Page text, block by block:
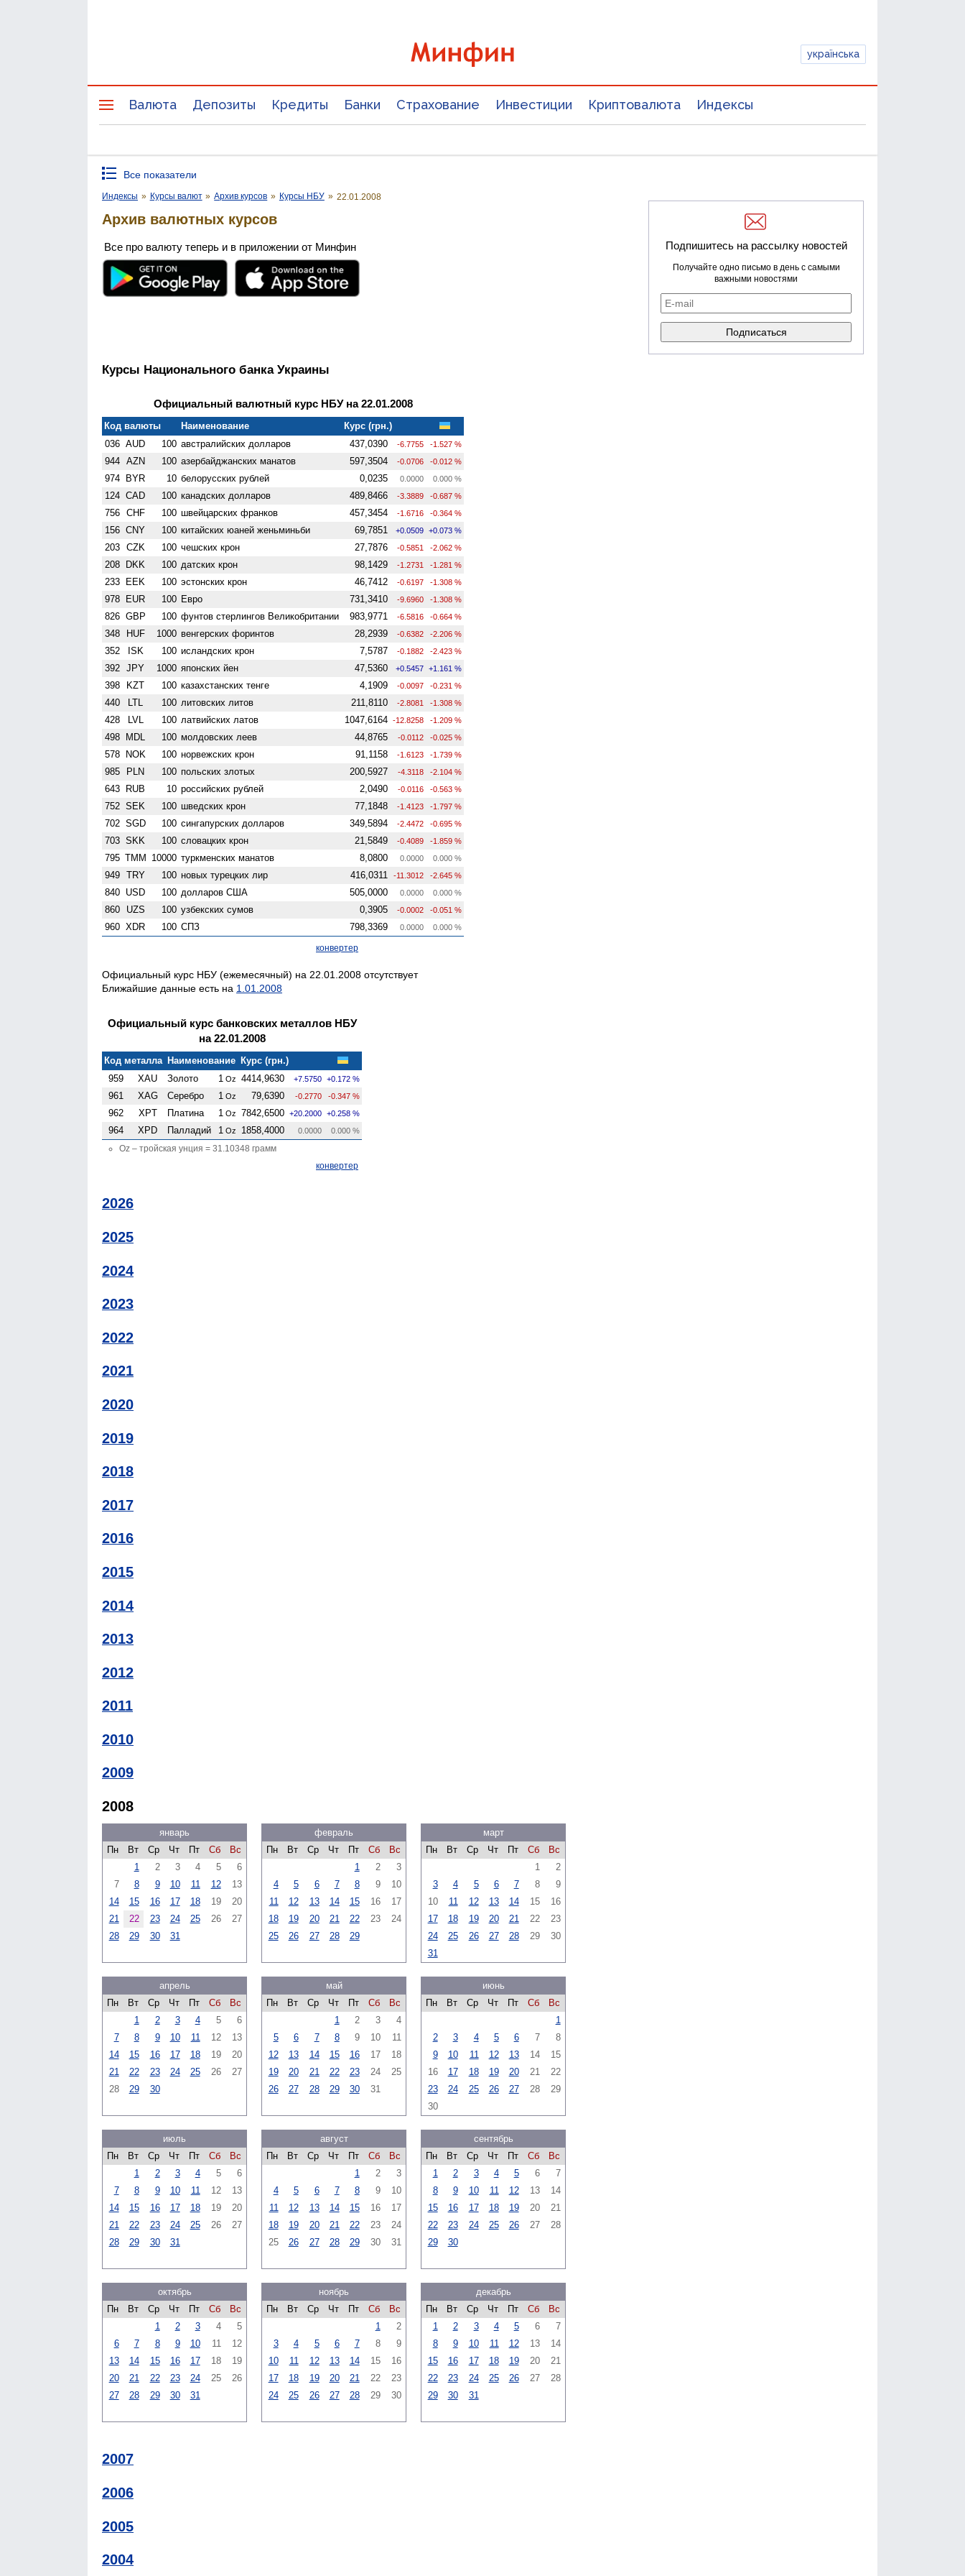
українська
Валюта Депозиты Кредиты Банки Страхование Инвестиции Криптовалюта Индексы
Все показатели
Индексы » Курсы валют » Архив курсов » Курсы НБУ » 22.01.2008
Архив валютных курсов
Все про валюту теперь и в приложении от Минфин
Курсы Национального банка Украины
Официальный валютный курс НБУ на 22.01.2008
Код валюты Наименование
Курс (грн.)
036 AUD 100 австралийских долларов 437,0390 -6.7755 -1.527 %
944 AZN 100 азербайджанских манатов 597,3504 -0.0706 -0.012 %
974 BYR 10 белорусских рублей 0,0235 0.0000 0.000 %
124 CAD 100 канадских долларов 489,8466 -3.3889 -0.687 %
756 CHF 100 швейцарских франков 457,3454 -1.6716 -0.364 %
156 CNY 100 китайских юаней женьминьби 69,7851 +0.0509 +0.073 %
203 CZK 100 чешских крон 27,7876 -0.5851 -2.062 %
208 DKK 100 датских крон 98,1429 -1.2731 -1.281 %
233 EEK 100 эстонских крон 46,7412 -0.6197 -1.308 %
978 EUR 100 Евро 731,3410 -9.6960 -1.308 %
826 GBP 100 фунтов стерлингов Велико­британии 983,9771 -6.5816 -0.664 %
348 HUF 1000 венгерских форинтов 28,2939 -0.6382 -2.206 %
352 ISK 100 исландских крон 7,5787 -0.1882 -2.423 %
392 JPY 1000 японских йен 47,5360 +0.5457 +1.161 %
398 KZT 100 казахстанских тенге 4,1909 -0.0097 -0.231 %
440 LTL 100 литовских литов 211,8110 -2.8081 -1.308 %
428 LVL 100 латвийских латов 1047,6164 -12.8258 -1.209 %
498 MDL 100 молдовских леев 44,8765 -0.0112 -0.025 %
578 NOK 100 норвежских крон 91,1158 -1.6123 -1.739 %
985 PLN 100 польских злотых 200,5927 -4.3118 -2.104 %
643 RUB 10 российских рублей 2,0490 -0.0116 -0.563 %
752 SEK 100 шведских крон 77,1848 -1.4123 -1.797 %
702 SGD 100 сингапурских долларов 349,5894 -2.4472 -0.695 %
703 SKK 100 словацких крон 21,5849 -0.4089 -1.859 %
795 TMM 10000 туркменских манатов 8,0800 0.0000 0.000 %
949 TRY 100 новых турецких лир 416,0311 -11.3012 -2.645 %
840 USD 100 долларов США 505,0000 0.0000 0.000 %
860 UZS 100 узбекских сумов 0,3905 -0.0002 -0.051 %
960 XDR 100 СПЗ 798,3369 0.0000 0.000 %
конвертер
Официальный курс НБУ (ежемесячный) на 22.01.2008 отсутствует
Ближайшие данные есть на 1.01.2008
Официальный курс банковских металлов НБУ
на 22.01.2008
Код металла Наименование Курс (грн.)
959
XAU Золото 1 Oz 4414,9630 +7.5750 +0.172 %
961 XAG Серебро 1 Oz 79,6390 -0.2770 -0.347 %
962 XPT Платина 1 Oz 7842,6500 +20.2000 +0.258 %
964 XPD Палладий 1 Oz 1858,4000 0.0000 0.000 %
Oz – тройская унция = 31.10348 грамм
конвертер
2026
2025
2024
2023
2022
2021
2020
2019
2018
2017
2016
2015
2014
2013
2012
2011
2010
2009
2008
январь
Пн
Вт Ср Чт Пт Сб
Вс
1
2 3 4 5
6
7
8 9 10 11 12
13
14
15 16 17 18 19
20
21
22 23 24 25 26
27
28
29 30 31
февраль
Пн
Вт Ср Чт Пт Сб
Вс
1
2
3
4
5 6 7 8 9
10
11
12 13 14 15 16
17
18
19 20 21 22 23
24
25
26 27 28 29
март
Пн
Вт Ср Чт Пт Сб
Вс
1
2
3
4 5 6 7 8
9
10
11 12 13 14 15
16
17
18 19 20 21 22
23
24
25 26 27 28 29
30
31
апрель
Пн
Вт Ср Чт Пт Сб
Вс
1
2 3 4 5
6
7
8 9 10 11 12
13
14
15 16 17 18 19
20
21
22 23 24 25 26
27
28
29 30
май
Пн
Вт Ср Чт Пт Сб
Вс
1
2 3
4
5
6 7 8 9 10
11
12
13 14 15 16 17
18
19
20 21 22 23 24
25
26
27 28 29 30 31
июнь
Пн
Вт Ср Чт Пт Сб
Вс
1
2
3 4 5 6 7
8
9
10 11 12 13 14
15
16
17 18 19 20 21
22
23
24 25 26 27 28
29
30
июль
Пн
Вт Ср Чт Пт Сб
Вс
1
2 3 4 5
6
7
8 9 10 11 12
13
14
15 16 17 18 19
20
21
22 23 24 25 26
27
28
29 30 31
август
Пн
Вт Ср Чт Пт Сб
Вс
1
2
3
4
5 6 7 8 9
10
11
12 13 14 15 16
17
18
19 20 21 22 23
24
25
26 27 28 29 30 31
сентябрь
Пн
Вт Ср Чт Пт Сб
Вс
1
2 3 4 5 6
7
8
9 10 11 12 13
14
15
16 17 18 19 20
21
22
23 24 25 26 27
28
29
30
октябрь
Пн
Вт Ср Чт Пт Сб
Вс
1
2 3 4
5
6
7 8 9 10 11
12
13
14 15 16 17 18
19
20
21 22 23 24 25
26
27
28 29 30 31
ноябрь
Пн
Вт Ср Чт Пт Сб
Вс
1
2
3
4 5 6 7 8
9
10
11 12 13 14 15
16
17
18 19 20 21 22
23
24
25 26 27 28 29 30
декабрь
Пн
Вт Ср Чт Пт Сб
Вс
1
2 3 4 5 6
7
8
9 10 11 12 13
14
15
16 17 18 19 20
21
22
23 24 25 26 27
28
29
30 31
2007
2006
2005
2004
Подпишитесь на рассылку новостей
Получайте одно письмо в день с самыми
важными новостями